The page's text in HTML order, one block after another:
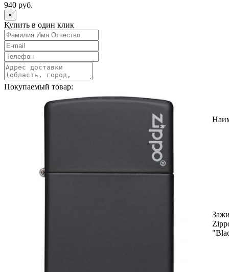
940 руб.
×
Купить в один клик
Покупаемый товар: